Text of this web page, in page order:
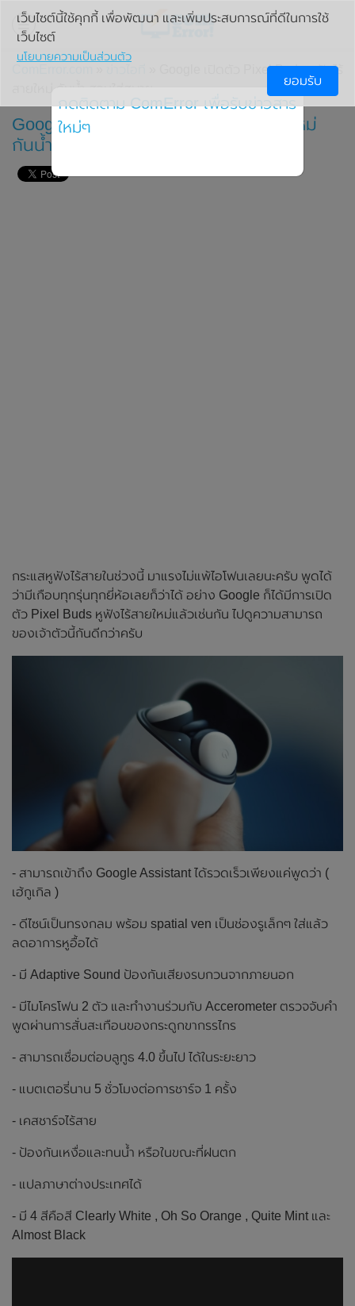
» Google เปิดตัว Pixel Buds หูฟังไร้
Google เปิดตัว Pixel Buds หูฟังไร้สายใหม่
กันน้ำ สวมใส่สบาย
กระแสหูฟังไร้สายในช่วงนี้ มาแรงไม่แพ้ไอโฟนเลยนะครับ พูดได้
ว่ามีเกือบทุกรุ่นทุกยี่ห้อเลยก็ว่าได้ อย่าง Google ก็ได้มีการเปิด
ตัว Pixel Buds หูฟังไร้สายใหม่แล้วเช่นกัน ไปดูความสามารถ
ของเจ้าตัวนี้กันดีกว่าครับ
- สามารถเข้าถึง Google Assistant ได้รวดเร็วเพียงแค่พูดว่า (
เฮ้กูเกิล )
- ดีไซน์เป็นทรงกลม พร้อม spatial ven เป็นช่องรูเล็กๆ ใส่แล้ว
ลดอาการหูอื้อได้
- มี Adaptive Sound ป้องกันเสียงรบกวนจากภายนอก
- มีไมโครโฟน 2 ตัว และทำงานร่วมกับ Accerometer ตรวจจับคำ
พูดผ่านการสั่นสะเทือนของกระดูกขากรรไกร
- สามารถเชื่อมต่อบลูทูธ 4.0 ขึ้นไป ได้ในระยะยาว
- แบตเตอรี่นาน 5 ชั่วโมงต่อการชาร์จ 1 ครั้ง
- เคสชาร์จไร้สาย
- ป้องกันเหงื่อและทนน้ำ หรือในขณะที่ฝนตก
- แปลภาษาต่างประเทศได้
- มี 4 สีคือสี Clearly White , Oh So Orange , Quite Mint และ
Almost Black
เว็บไซต์นี้ใช้คุกกี้ เพื่อพัฒนา และเพิ่มประสบการณ์ที่ดีในการใช้
เว็บไซต์
นโยบายความเป็นส่วนตัว
ยอมรับ
กดติดตาม ComError เพื่อรับข่าวสาร
ใหม่ๆ